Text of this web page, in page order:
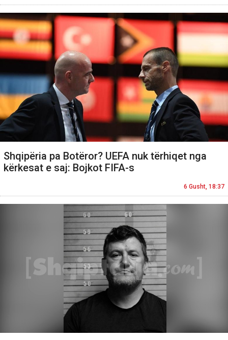
Shqipëria pa Botëror? UEFA nuk tërhiqet nga
kërkesat e saj: Bojkot FIFA-s
6 Gusht, 18:37